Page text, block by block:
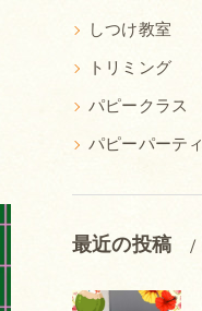
しつけ教室
トリミング
パピークラス
パピーパーティ
最近の投稿